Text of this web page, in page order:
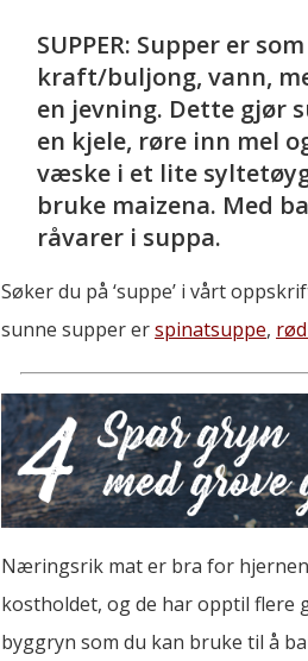
SUPPER: Supper er
kraft/buljong, vann,
en jevning. Dette gjør
en kjele, røre inn mel
væske i et lite
bruke maizena. Med
råvarer i suppa.
Søker du på ‘suppe’ i vårt
sunne supper erspinatsuppe,
Næringsrik mat er bra for
kostholdet, og de har opptil flere
byggryn som du kan bruke til å